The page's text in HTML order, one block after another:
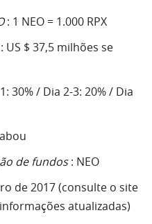
: 1 NEO = 1.000 RPX
US $ 37,5 milhões se
30% / Dia 2-3: 20% / Dia
de fundos: NEO
de 2017 (consulte o site
atualizadas)